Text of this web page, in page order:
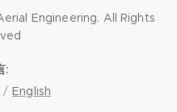
Engineering. All Rights
English